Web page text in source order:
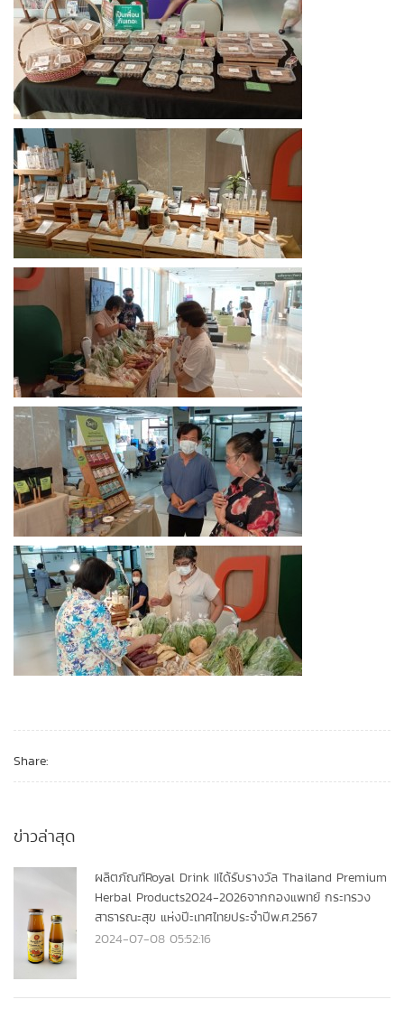
Share:
ข่าวล่าสุด
ผลิตภัณฑ์Royal Drink IIได้รับรางวัล Thailand Premium
Herbal Products2024-2026จากกองแพทย์ กระทรวง
สาธารณะสุข แห่งปีะเทศไทยประจำปีพ.ศ.2567
2024-07-08 05:52:16